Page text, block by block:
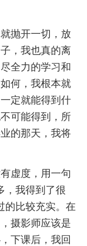
抛开一切，放
，我也真的离
全力的学习和
何，我根本就
定就能得到什
可能得到，所
的那天，我将
虚度，用一句
，我得到了很
的比较充实。在
摄影师应该是
下课后，我回